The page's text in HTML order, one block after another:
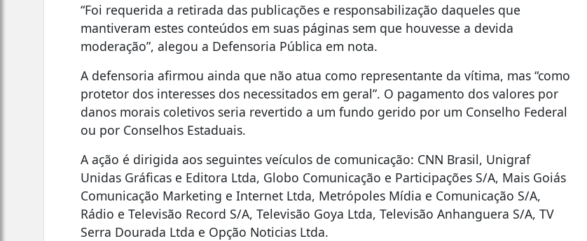
“Foi requerida a retirada das publicações e responsabilização daqueles que
mantiveram estes conteúdos em suas páginas sem que houvesse a devida
moderação”, alegou a Defensoria Pública em nota.
A defensoria afirmou ainda que não atua como representante da vítima, mas “como
protetor dos interesses dos necessitados em geral”. O pagamento dos valores por
danos morais coletivos seria revertido a um fundo gerido por um Conselho Federal
ou por Conselhos Estaduais.
A ação é dirigida aos seguintes veículos de comunicação: CNN Brasil, Unigraf
Unidas Gráficas e Editora Ltda, Globo Comunicação e Participações S/A, Mais Goiás
Comunicação Marketing e Internet Ltda, Metrópoles Mídia e Comunicação S/A,
Rádio e Televisão Record S/A, Televisão Goya Ltda, Televisão Anhanguera S/A, TV
Serra Dourada Ltda e Opção Noticias Ltda.